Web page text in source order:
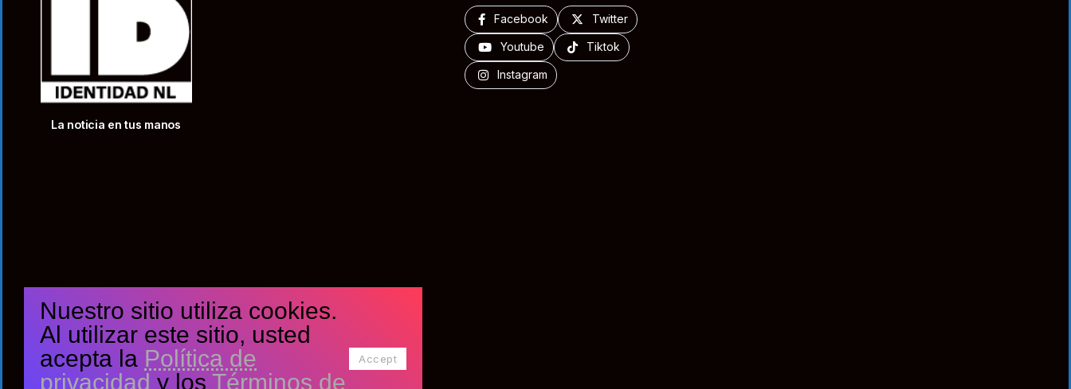
La noticia en tus manos
Facebook Twitter
Youtube Tiktok
Instagram
Nuestro sitio utiliza cookies.
Al utilizar este sitio, usted
acepta la Política de
privacidad y los Términos de
Accept